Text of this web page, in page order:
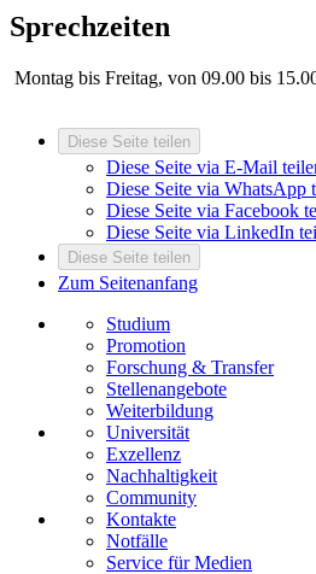
Sprechzeiten
Montag bis Freitag, von 09.00 bis
Diese Seite teilen
Diese Seite via E-Mail
Diese Seite via WhatsApp
Diese Seite via Facebook
Diese Seite via LinkedIn
Diese Seite teilen
Zum Seitenanfang
Studium
Promotion
Forschung & Transfer
Stellenangebote
Weiterbildung
Universität
Exzellenz
Nachhaltigkeit
Community
Kontakte
Notfälle
Service für Medien